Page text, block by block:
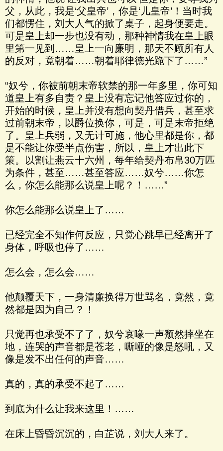
父，从此，我是‘父皇帝’，你是‘儿皇帝’！当时我
们都愣住，刘大人气的掀了桌子，起身便要走。
可是皇上却一步也没有动，那种神情我在皇上眼
里第一见到……皇上一向廉明，那天不顾所有人
的反对，竟朝着……朝着耶律德光跪下了……”
“奴兮，你被前朝末帝软禁的那一年多里，你可知
道皇上有多自责？皇上没有忘记他答应过你的，
开始的时候，皇上并没有想向契丹借兵，甚至求
过前朝末帝，以爵位换你，可是，可是末帝拒绝
了。皇上兵弱，又无计可施，他心里都是你，都
是不能让你受半点伤害，所以，皇上才出此下
策。以割让燕云十六州，每年给契丹布帛30万匹
为条件，甚至……甚至答应……奴兮……你怎
么，你怎么能那么说皇上呢？！……”
你怎么能那么说皇上了……
已经完全不知作何反应，只觉心跳早已经离开了
身体，呼吸也停了……
怎么会，怎么会……
他颠覆天下，一身清廉换得万世骂名，竟然，竟
然都是因为自己？！
只觉再也承受不了了，奴兮哀喙一声颓然摔坐在
地，连哭的声音都是苍老，嘶哑的像是怒吼，又
像是发不出任何的声音……
真的，真的承受不起了……
到底为什么让我来这里！……
在床上昏昏沉沉的，白芷说，刘大人来了。